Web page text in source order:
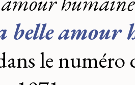
belle amour
le